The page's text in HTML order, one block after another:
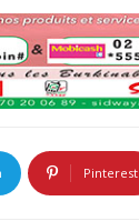
Pinterest